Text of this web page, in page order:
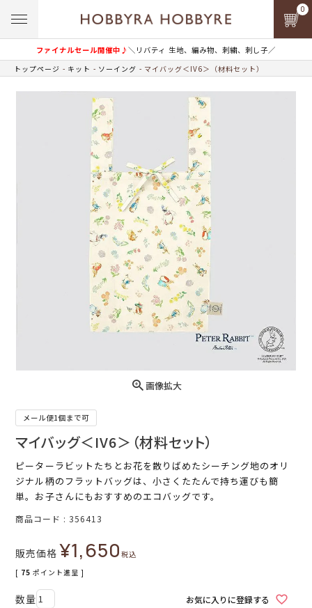
ファイナルセール開催中♪＼リバティ 生地、編み物、刺繍、刺し子／
0
トップページ キット ソーイング マイバッグ＜IV6＞（材料セット）
画像拡大
メール便1個まで可
マイバッグ＜IV6＞（材料セット）
ピーターラビットたちとお花を散りばめたシーチング地のオリ
ジナル柄のフラットバッグは、小さくたたんで持ち運びも簡
単。お子さんにもおすすめのエコバッグです。
商品コード 356413
販売価格 ¥1,650税込
[ 75 ポイント進呈 ]
お気に入りに登録する